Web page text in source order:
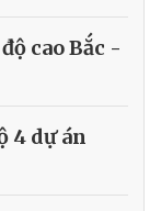
cao Bắc -
4 dự án